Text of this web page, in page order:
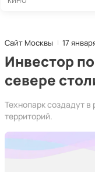
Сайт Москвы 17
Инвестор
севере
Технопарк создадут в
территорий.